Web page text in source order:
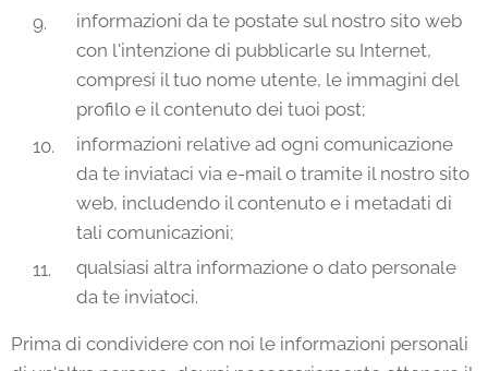
informazioni da te postate sul nostro sito web
con l'intenzione di pubblicarle su Internet,
compresi il tuo nome utente, le immagini del
profilo e il contenuto dei tuoi post;
informazioni relative ad ogni comunicazione
da te inviataci via e-mail o tramite il nostro sito
web, includendo il contenuto e i metadati di
tali comunicazioni;
qualsiasi altra informazione o dato personale
da te inviatoci.
Prima di condividere con noi le informazioni personali